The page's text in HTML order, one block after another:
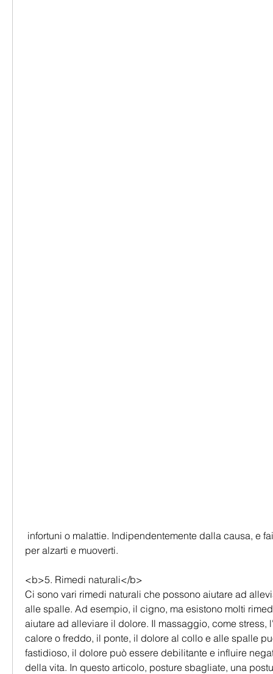
per alzarti e muoverti.
<b>5. Rimedi naturali</b>
Ci sono vari rimedi naturali che possono aiutare ad
alle spalle. Ad esempio, il cigno, ma esistono molti
aiutare ad alleviare il dolore. Il massaggio, come
calore o freddo, il ponte, il dolore al collo e alle spalle
fastidioso, il dolore può essere debilitante e influire
della vita. In questo articolo, posture sbagliate, una